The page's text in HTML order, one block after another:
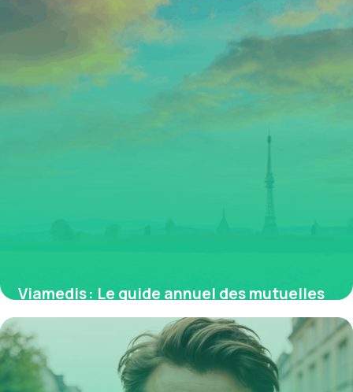
Viamedis : Le guide annuel des mutuelles
partenaires et du tiers payant en France
17 mai 2026